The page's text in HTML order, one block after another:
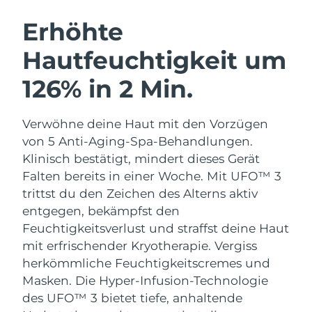
Erhöhte
Hautfeuchtigkeit um
126% in 2 Min.
Verwöhne deine Haut mit den Vorzügen
von 5 Anti-Aging-Spa-Behandlungen.
Klinisch bestätigt, mindert dieses Gerät
Falten bereits in einer Woche. Mit UFO™ 3
trittst du den Zeichen des Alterns aktiv
entgegen, bekämpfst den
Feuchtigkeitsverlust und straffst deine Haut
mit erfrischender Kryotherapie. Vergiss
herkömmliche Feuchtigkeitscremes und
Masken. Die Hyper-Infusion-Technologie
des UFO™ 3 bietet tiefe, anhaltende
Gesichtsreinigung
Anti-aging massage
LUNA™ 4 Plus
Massage, LED heating
LUNA™ 4 Men
For men, anti-aging massage
Gesichtsstraffung
Microcurrent toning
BEAR™ 2 go
Microcurrent toning on-the-go
BEAR™ 2 eyes & lips
Microcurrent line smoothing device
Hydratisierung
UFO™ 3 Set
Deep facial hydration
UFO™ 3 LED
Near-infrared and red light therapy
device
Mundpflege
issa™ 4
Hybrid silicone sonic toothbrush
issa™ 4 plus
Smart hybrid silicone sonic toothbrush
FAQ™ ANTI-AGING-BEHANDLUNG
Anti-aging LED-Behandlungen
NEW
Australien
Erwartete Lieferung
13/08/2026
Bahrain
Erwartete Lieferung
11/08/2026
Belgien
Erwartete Lieferung
10/08/2026
Bermuda
Erwartete Lieferung
16/08/2026
Bosnien und
Herzegowina
Erwartete Lieferung
13/08/2026